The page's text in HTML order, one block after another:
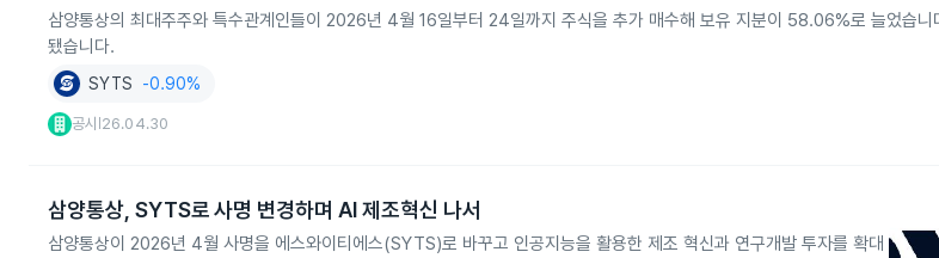
삼양통상의 최대주주와 특수관계인들이 2026년 4월 16일부터 24일까지 주식을 추가 매수해 보유 지분이 58.06%로 늘었습니
됐습니다.
SYTS -0.90%
공시 26.04.30
삼양통상, SYTS로 사명 변경하며 AI 제조혁신 나서
삼양통상이 2026년 4월 사명을 에스와이티에스(SYTS)로 바꾸고 인공지능을 활용한 제조 혁신과 연구개발 투자를 확대